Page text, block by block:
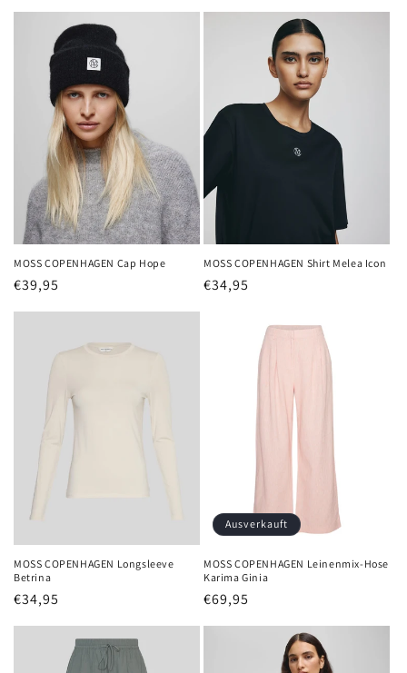
MOSS COPENHAGEN Cap Hope
Normaler
Preis
€39,95
MOSS COPENHAGEN Shirt Melea Icon
Normaler
€34,95
MOSS COPENHAGEN Longsleeve
Betrina
Normaler
€34,95
Ausverkauft
MOSS COPENHAGEN Leinenmix-Hose
Karima Ginia
Normaler
€69,95